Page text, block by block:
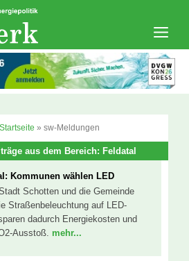
Startseite » sw-Meldungen
aus dem Bereich: Feldatal
Kommunen wählen LED
Schotten und die Gemeinde
Straßenbeleuchtung auf LED-
dadurch Energiekosten und
Ausstoß. mehr...